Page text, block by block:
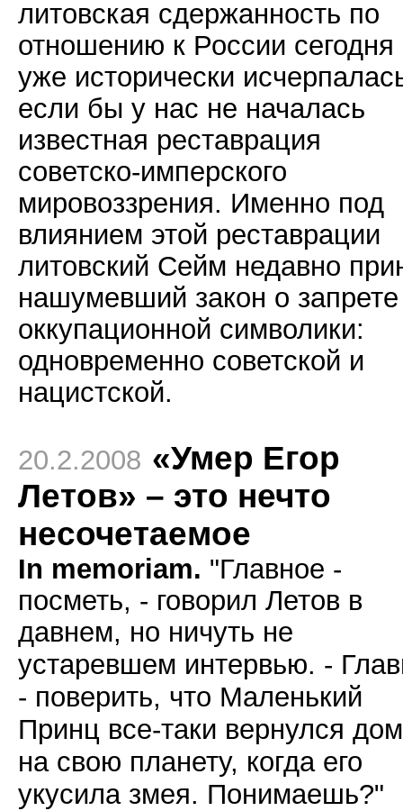
литовская сдержанность по
отношению к России
уже исторически
если бы у нас не началась
известная реставрация
советско-имперского
мировоззрения. Именно под
влиянием этой реставрации
литовский Сейм недавно
нашумевший закон о запрете
оккупационной символики:
одновременно советской и
нацистской.
20.2.2008 «Умер Егор
Летов» – это нечто
несочетаемое
In memoriam. "Главное -
посметь, - говорил Летов в
давнем, но ничуть не
устаревшем интервью. -
- поверить, что Маленький
Принц все-таки вернулся
на свою планету, когда его
укусила змея. Понимаешь?"